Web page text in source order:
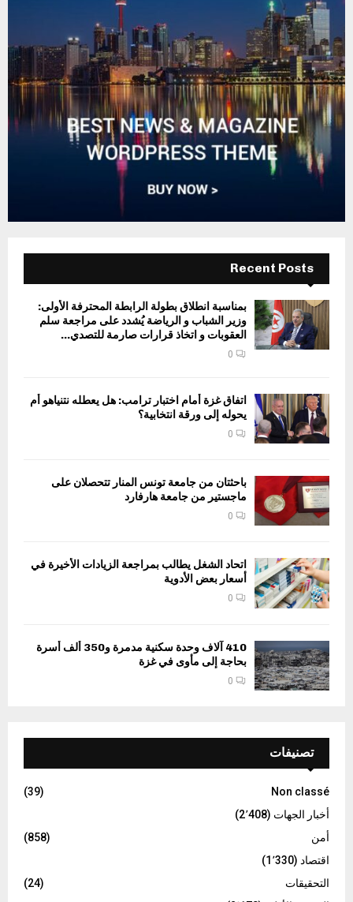
Recent Posts
بمناسبة انطلاق بطولة الرابطة المحترفة الأولى:
وزير الشباب و الرياضة يُشدد على مراجعة سلم
العقوبات و اتخاذ قرارات صارمة للتصدي...
0
اتفاق غزة أمام اختبار ترامب: هل يعطله نتنياهو أم
يحوله إلى ورقة انتخابية؟
0
باحثتان من جامعة تونس المنار تتحصلان على
ماجستير من جامعة هارفارد
0
اتحاد الشغل يطالب بمراجعة الزيادات الأخيرة في
أسعار بعض الأدوية
0
410 آلاف وحدة سكنية مدمرة و350 ألف أسرة
بحاجة إلى مأوى في غزة
0
تصنيفات
Non classé
(39)
أخبار الجهات (2٬408)
أمن
(858)
اقتصاد (1٬330)
التحقيقات
(24)